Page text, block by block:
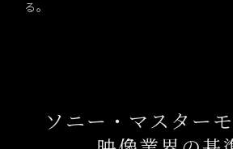
る。
ソニー・マスター